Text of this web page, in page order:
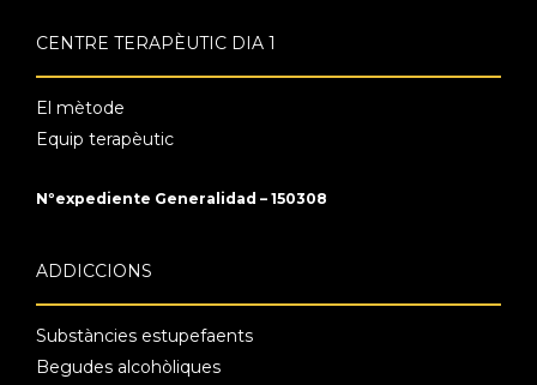
CENTRE TERAPÈUTIC DIA 1
El mètode
Equip terapèutic
Nºexpediente Generalidad – 150308
ADDICCIONS
Substàncies estupefaents
Begudes alcohòliques